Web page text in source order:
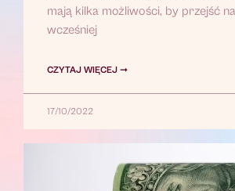
mają kilka możliwości, by przejść
wcześniej
CZYTAJ WIĘCEJ ➞
17/10/2022